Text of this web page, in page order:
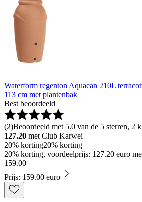
Waterform regenton Aquacan 210L
113 cm met plantenbak
Best beoordeeld
(2)Beoordeeld met 5.0 van de 5 sterren, 2
127.20 met Club Karwei
20% korting20% korting
20% korting, voordeelprijs: 127.20 euro
159.00
Prijs: 159.00 euro